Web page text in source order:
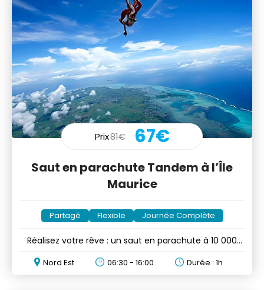
Prix81€ 67€
Saut en parachute Tandem à l’Île
Maurice
Partagé Flexible Journée Complète
Réalisez votre rêve : un saut en parachute à 10 000
Nord Est 06:30 - 16:00 Durée : 1h